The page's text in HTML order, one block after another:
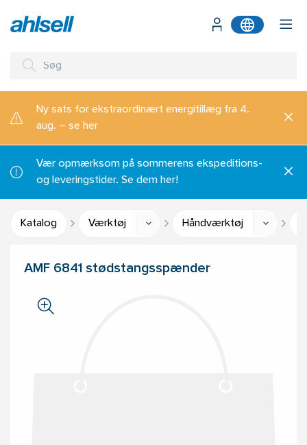
Ny sats for ekstraordinært energitillæg fra 4.
aug. – se her
Vær opmærksom på sommerens ekspeditions-
og leveringstider. Se dem her!
Katalog Værktøj Håndværktøj
AMF 6841 stødstangsspænder